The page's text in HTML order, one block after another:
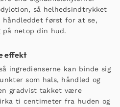
så helhedsindtrykket
håndleddet først for at se,
på netop din hud.
effekt
ingredienserne kan binde sig
som hals, håndled og
gradvist takket være
ti centimeter fra huden og